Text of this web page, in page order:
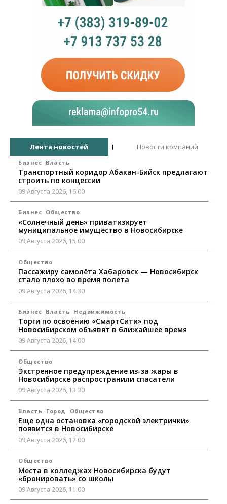
Лента новостей Новости компаний
Бизнес Власть
Транспортный коридор Абакан-Бийск предлагают
строить по концессии
09 Августа 2026, 16:00
Бизнес Общество
«Солнечный день» приватизирует
муниципальное имущество в Новосибирске
09 Августа 2026, 15:00
Общество
Пассажиру самолёта Хабаровск — Новосибирск
стало плохо во время полета
09 Августа 2026, 14:30
Бизнес Власть Недвижимость
Торги по освоению «СмартСити» под
Новосибирском объявят в ближайшее время
09 Августа 2026, 14:00
Общество
Экстренное предупреждение из-за жары в
Новосибирске распространили спасатели
09 Августа 2026, 13:30
Власть Город Общество
Еще одна остановка «городской электрички»
появится в Новосибирске
09 Августа 2026, 12:00
Общество
Места в колледжах Новосибирска будут
«бронировать» со школы
09 Августа 2026, 11:00